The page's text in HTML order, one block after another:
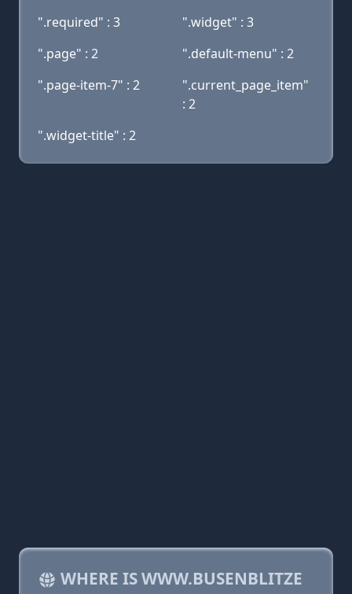
".required" : 3
".widget" : 3
".page" : 2
".default-menu" : 2
".page-item-7" : 2
".current_page_item"
: 2
".widget-title" : 2
WHERE IS WWW.BUSENBLITZE